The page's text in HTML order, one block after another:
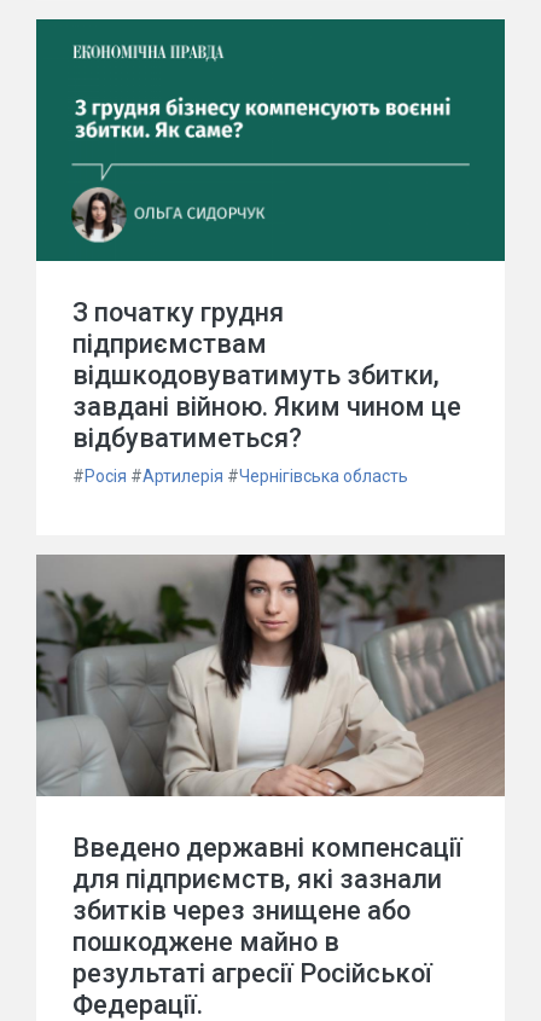
З початку грудня
підприємствам
відшкодовуватимуть збитки,
завдані війною. Яким чином це
відбуватиметься?
#Росія #Артилерія #Чернігівська область
Введено державні компенсації
для підприємств, які зазнали
збитків через знищене або
пошкоджене майно в
результаті агресії Російської
Федерації.